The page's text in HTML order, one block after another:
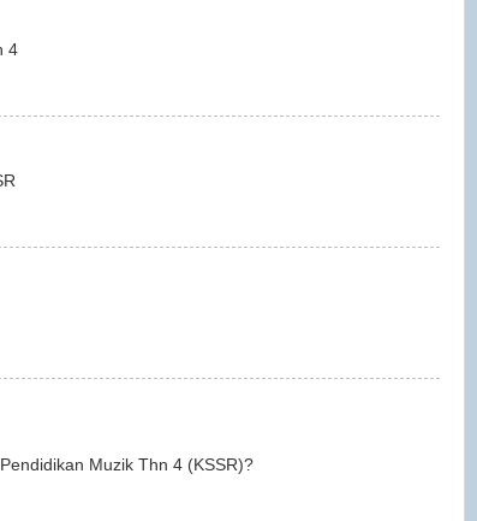
4
Muzik Thn 4 (KSSR)?